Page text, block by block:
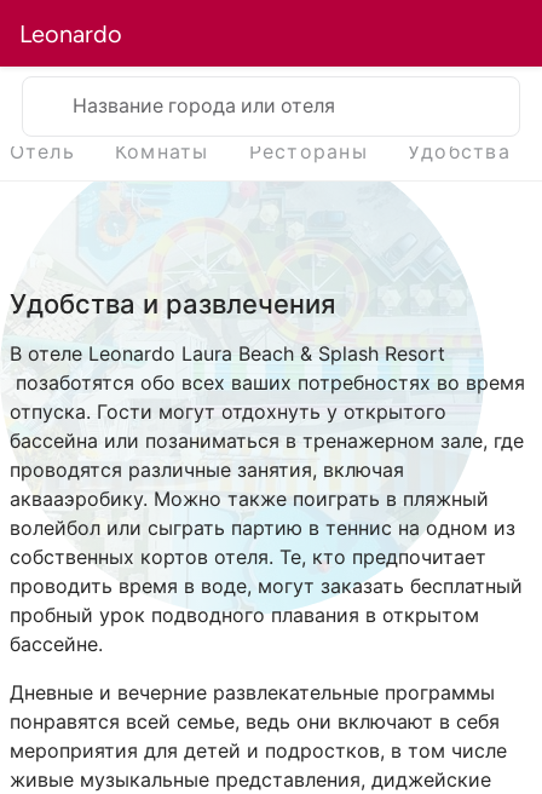
Leonardo
Название города или отеля
Отель Комнаты Рестораны Удобства
Удобства и развлечения
В отеле Leonardo Laura Beach & Splash Resort
позаботятся обо всех ваших потребностях во время
отпуска. Гости могут отдохнуть у открытого
бассейна или позаниматься в тренажерном зале, где
проводятся различные занятия, включая
аквааэробику. Можно также поиграть в пляжный
волейбол или сыграть партию в теннис на одном из
собственных кортов отеля. Те, кто предпочитает
проводить время в воде, могут заказать бесплатный
пробный урок подводного плавания в открытом
бассейне.
Дневные и вечерние развлекательные программы
понравятся всей семье, ведь они включают в себя
мероприятия для детей и подростков, в том числе
живые музыкальные представления, диджейские